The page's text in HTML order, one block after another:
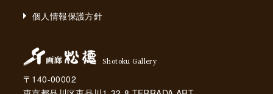
個人情報保護方針
Shotoku Gallery
〒140-00002